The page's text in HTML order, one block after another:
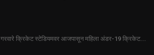
गरवारे क्रिकेट स्टेडियमवर आजपासून महिला अंडर-19 क्रिकेट...